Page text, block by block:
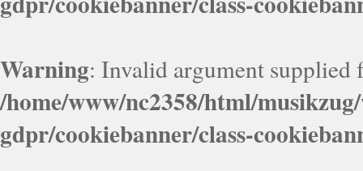
Warning: Invalid argument supplied
/home/www/nc2358/html/
gdpr/cookiebanner/class-